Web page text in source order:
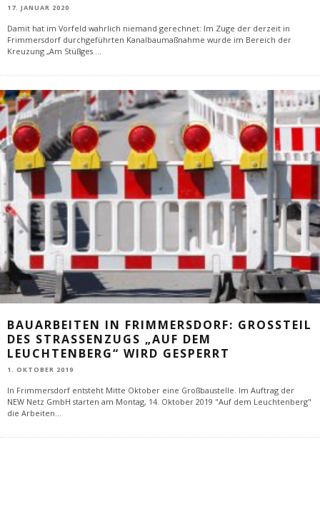
17. JANUAR 2020
Damit hat im Vorfeld wahrlich niemand gerechnet: Im Zuge der derzeit in
Frimmersdorf durchgeführten Kanalbaumaßnahme wurde im Bereich der
Kreuzung „Am Stüßges ...
BAUARBEITEN IN FRIMMERSDORF: GROSSTEIL D
ES STRASSENZUGS „AUF DEM LE
UCHTENBERG“ WIRD GESPERRT
1. OKTOBER 2019
In Frimmersdorf entsteht Mitte Oktober eine Großbaustelle. Im Auftrag der
NEW Netz GmbH starten am Montag, 14. Oktober 2019 "Auf dem Leuchtenberg"
die Arbeiten